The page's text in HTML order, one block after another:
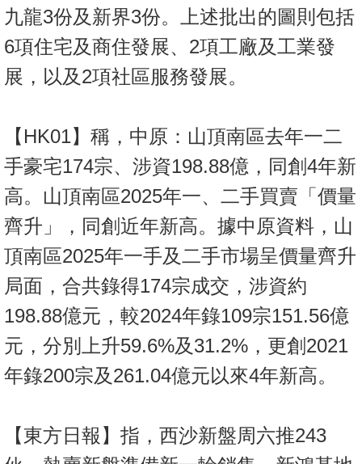
九龍3份及新界3份。上述批出的圖則包括
6項住宅及商住發展、2項工廠及工業發
展，以及2項社區服務發展。
【HK01】稱，中原：山頂南區去年一二
手豪宅174宗、涉資198.88億，同創4年新
高。山頂南區2025年一、二手買賣「價量
齊升」，同創近年新高。據中原資料，山
頂南區2025年一手及二手市場呈價量齊升
局面，合共錄得174宗成交，涉資約
198.88億元，較2024年錄109宗151.56億
元，分別上升59.6%及31.2%，更創2021
年錄200宗及261.04億元以來4年新高。
【東方日報】指，西沙新盤周六推243